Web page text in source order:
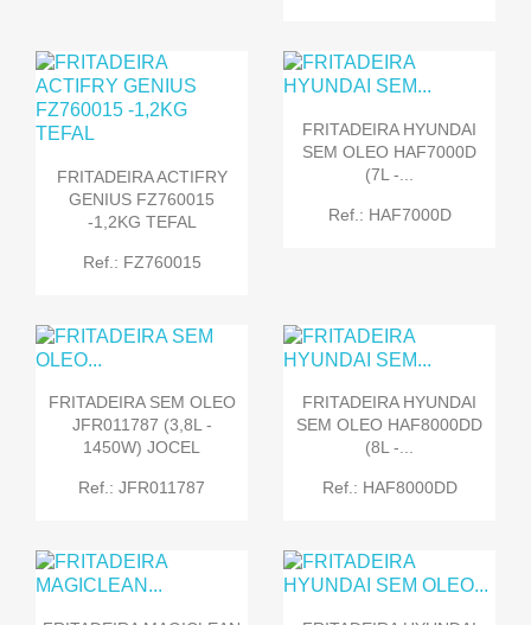
FRITADEIRA ACTIFRY
GENIUS FZ760015
-1,2KG TEFAL
Ref.: FZ760015
FRITADEIRA HYUNDAI
SEM OLEO HAF7000D
(7L -...
Ref.: HAF7000D
FRITADEIRA SEM OLEO
JFR011787 (3,8L -
1450W) JOCEL
Ref.: JFR011787
FRITADEIRA HYUNDAI
SEM OLEO HAF8000DD
(8L -...
Ref.: HAF8000DD